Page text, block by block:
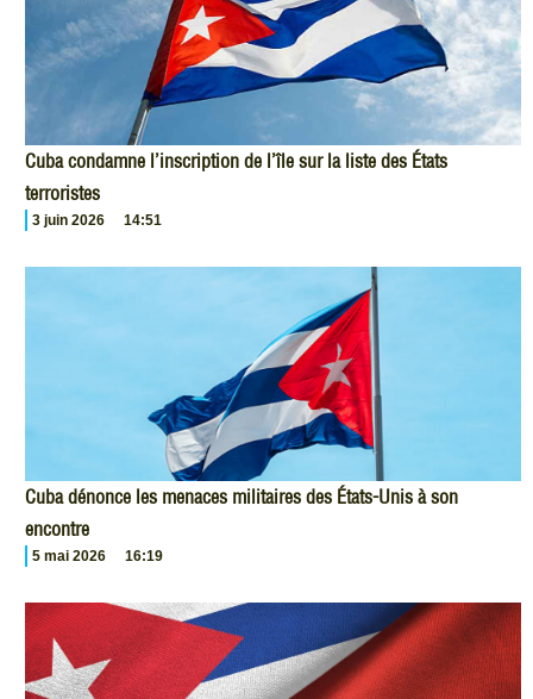
Cuba condamne l’inscription de l’île sur la liste des États
terroristes
3 juin 2026 14:51
Cuba dénonce les menaces militaires des États-Unis à son
encontre
5 mai 2026 16:19